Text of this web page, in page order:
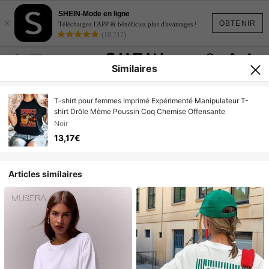
OBTENIR
×
SHEIN-Mode en ligne
Téléchargez l'APP & bénéficiez plus d'avantages !
(18,717)
Similaires
T-shirt pour femmes Imprimé Expérimenté Manipulateur T-
shirt Drôle Mème Poussin Coq Chemise Offensante
Noir
13,17€
Articles similaires